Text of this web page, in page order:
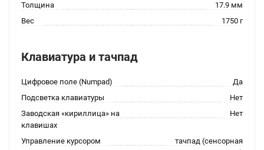
Толщина
17.9 мм
Вес
1750 г
Клавиатура и тачпад
Цифровое поле (Numpad)
Да
Подсветка клавиатуры
Нет
Заводская «кириллица» на
клавишах
Нет
Управление курсором
тачпад (сенсорная